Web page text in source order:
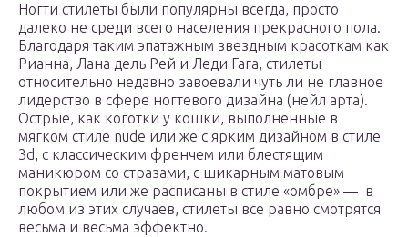
Ногти стилеты были популярны всегда, просто
далеко не среди всего населения прекрасного пола.
Благодаря таким эпатажным звездным красоткам как
Рианна, Лана дель Рей и Леди Гага, стилеты
относительно недавно завоевали чуть ли не главное
лидерство в сфере ногтевого дизайна (нейл арта).
Острые, как коготки у кошки, выполненные в
мягком стиле nude или же с ярким дизайном в стиле
3d, с классическим френчем или блестящим
маникюром со стразами, с шикарным матовым
покрытием или же расписаны в стиле «омбре» — в
любом из этих случаев, стилеты все равно смотрятся
весьма и весьма эффектно.